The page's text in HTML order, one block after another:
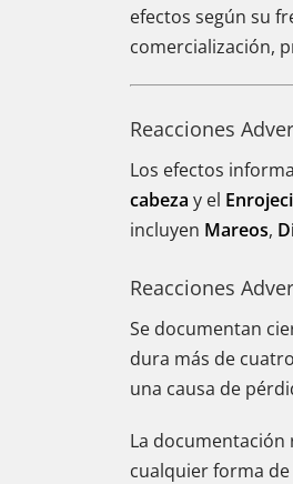
efectos según su
comercialización,
Reacciones
Los efectos
cabeza y el
incluyen Mareos,
Reacciones
Se documentan
dura más de
una causa de
La documentación
cualquier forma de